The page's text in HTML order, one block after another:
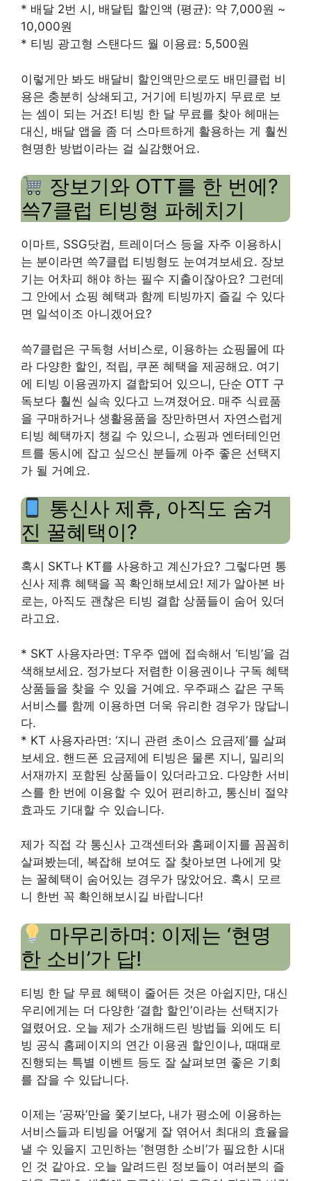
* 배달 2번 시, 배달팁 할인액 (평균): 약 7,000원 ~
10,000원
* 티빙 광고형 스탠다드 월 이용료: 5,500원
이렇게만 봐도 배달비 할인액만으로도 배민클럽 비
용은 충분히 상쇄되고, 거기에 티빙까지 무료로 보
는 셈이 되는 거죠! 티빙 한 달 무료를 찾아 헤매는
대신, 배달 앱을 좀 더 스마트하게 활용하는 게 훨씬
현명한 방법이라는 걸 실감했어요.
장보기와 OTT를 한 번에?
쓱7클럽 티빙형 파헤치기
이마트, SSG닷컴, 트레이더스 등을 자주 이용하시
는 분이라면 쓱7클럽 티빙형도 눈여겨보세요. 장보
기는 어차피 해야 하는 필수 지출이잖아요? 그런데
그 안에서 쇼핑 혜택과 함께 티빙까지 즐길 수 있다
면 일석이조 아니겠어요?
쓱7클럽은 구독형 서비스로, 이용하는 쇼핑몰에 따
라 다양한 할인, 적립, 쿠폰 혜택을 제공해요. 여기
에 티빙 이용권까지 결합되어 있으니, 단순 OTT 구
독보다 훨씬 실속 있다고 느껴졌어요. 매주 식료품
을 구매하거나 생활용품을 장만하면서 자연스럽게
티빙 혜택까지 챙길 수 있으니, 쇼핑과 엔터테인먼
트를 동시에 잡고 싶으신 분들께 아주 좋은 선택지
가 될 거예요.
통신사 제휴, 아직도 숨겨
진 꿀혜택이?
혹시 SKT나 KT를 사용하고 계신가요? 그렇다면 통
신사 제휴 혜택을 꼭 확인해보세요! 제가 알아본 바
로는, 아직도 괜찮은 티빙 결합 상품들이 숨어 있더
라고요.
* SKT 사용자라면: T우주 앱에 접속해서 ‘티빙’을 검
색해보세요. 정가보다 저렴한 이용권이나 구독 혜택
상품들을 찾을 수 있을 거예요. 우주패스 같은 구독
서비스를 함께 이용하면 더욱 유리한 경우가 많답니
다.
* KT 사용자라면: ‘지니 관련 초이스 요금제’를 살펴
보세요. 핸드폰 요금제에 티빙은 물론 지니, 밀리의
서재까지 포함된 상품들이 있더라고요. 다양한 서비
스를 한 번에 이용할 수 있어 편리하고, 통신비 절약
효과도 기대할 수 있습니다.
제가 직접 각 통신사 고객센터와 홈페이지를 꼼꼼히
살펴봤는데, 복잡해 보여도 잘 찾아보면 나에게 맞
는 꿀혜택이 숨어있는 경우가 많았어요. 혹시 모르
니 한번 꼭 확인해보시길 바랍니다!
마무리하며: 이제는 ‘현명
한 소비’가 답!
티빙 한 달 무료 혜택이 줄어든 것은 아쉽지만, 대신
우리에게는 더 다양한 ‘결합 할인’이라는 선택지가
열렸어요. 오늘 제가 소개해드린 방법들 외에도 티
빙 공식 홈페이지의 연간 이용권 할인이나, 때때로
진행되는 특별 이벤트 등도 잘 살펴보면 좋은 기회
를 잡을 수 있답니다.
이제는 ‘공짜’만을 쫓기보다, 내가 평소에 이용하는
서비스들과 티빙을 어떻게 잘 엮어서 최대의 효율을
낼 수 있을지 고민하는 ‘현명한 소비’가 필요한 시대
인 것 같아요. 오늘 알려드린 정보들이 여러분의 즐